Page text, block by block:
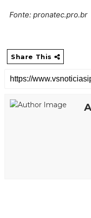
Fonte: pronatec.pro.br
Share This